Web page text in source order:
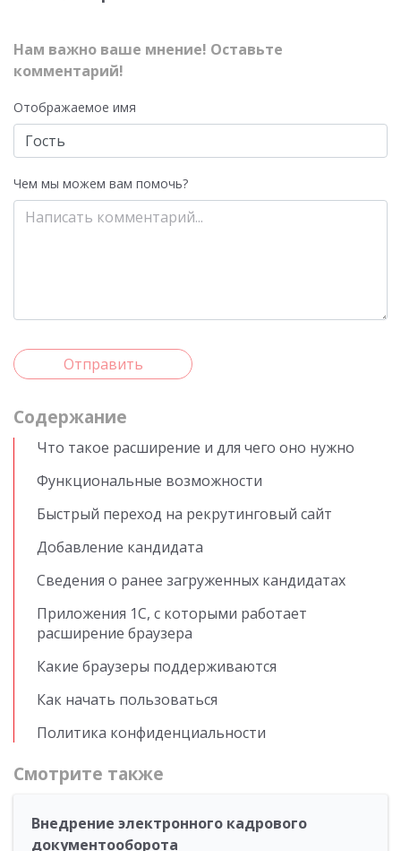
Нам важно ваше мнение! Оставьте
комментарий!
Отображаемое имя
Чем мы можем вам помочь?
Отправить
Cодержание
Что такое расширение и для чего оно нужно
Функциональные возможности
Быстрый переход на рекрутинговый сайт
Добавление кандидата
Сведения о ранее загруженных кандидатах
Приложения 1С, с которыми работает
расширение браузера
Какие браузеры поддерживаются
Как начать пользоваться
Политика конфиденциальности
Смотрите также
Внедрение электронного кадрового
документооборота